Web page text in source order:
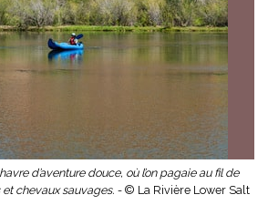
d’aventure douce, où l’on pagaie au fil de
et chevaux sauvages. - © La Rivière Lower Salt